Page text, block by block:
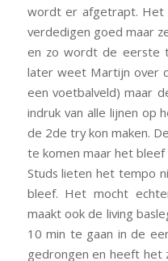
wordt er afgetrapt. Het
verdedigen goed maar
en zo wordt de eerste
later weet Martijn over
een voetbalveld) maar
indruk van alle lijnen op
de 2de try kon maken.
te komen maar het
Studs lieten het tempo
bleef. Het mocht
maakt ook de living
10 min te gaan in de
gedrongen en heeft het